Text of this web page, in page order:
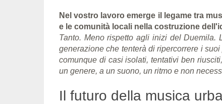
Nel vostro lavoro emerge il legame tra
e le comunità locali nella costruzione
Tanto. Meno rispetto agli inizi del Duemila.
generazione che tenterà di ripercorrere i
comunque di casi isolati, tentativi ben
un genere, a un suono, un ritmo e non
Il futuro della musica